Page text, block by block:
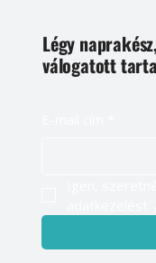
Légy
válogatott